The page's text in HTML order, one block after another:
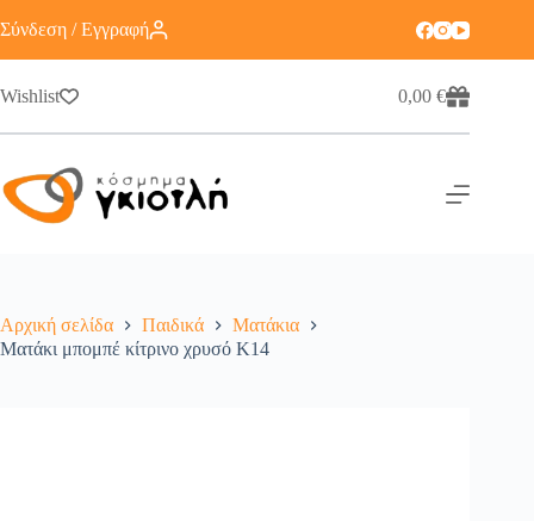
Σύνδεση / Εγγραφή
Wishlist 0,00€
Αρχική σελίδα Παιδικά
Ματάκια
Ματάκι μπομπέ κίτρινο χρυσό Κ14